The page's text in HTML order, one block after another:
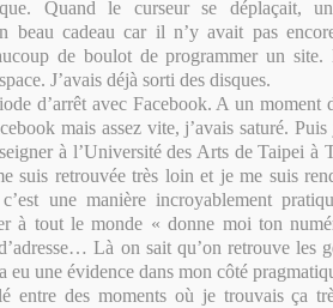
Quand le curseur se déplaçait,
beau cadeau car il n’y avait pas
de boulot de programmer un site.
J’avais déjà sorti des disques.
d’arrêt avec Facebook. A un moment
mais assez vite, j’avais saturé.
à l’Université des Arts de Taipei à
suis retrouvée très loin et je me suis
une manière incroyablement
à tout le monde « donne moi ton
Là on sait qu’on retrouve les
une évidence dans mon côté
entre des moments où je trouvais ça